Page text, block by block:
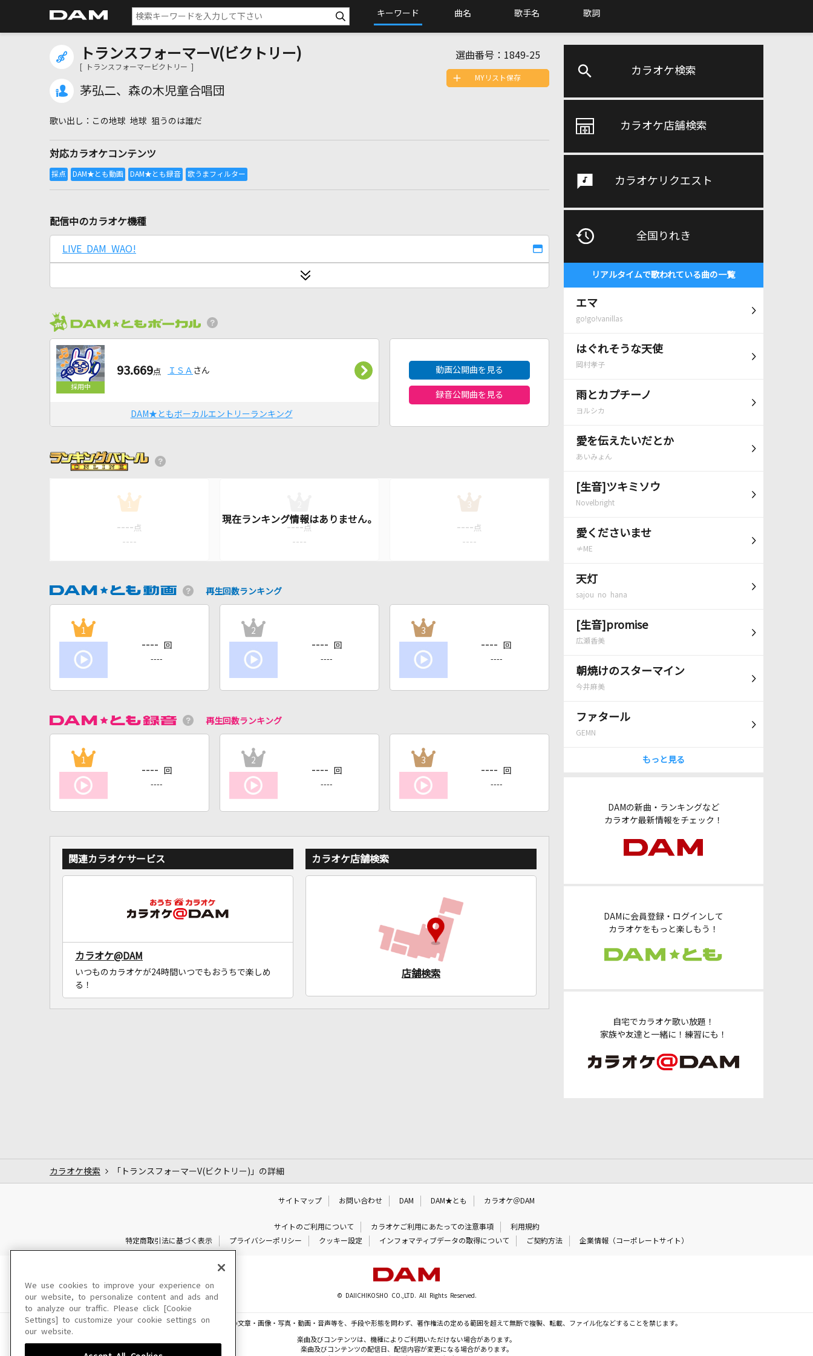
キーワード 曲名 歌手名 歌詞
カラオケ検索
カラオケ店舗検索
カラオケリクエスト
全国りれき
リアルタイムで歌われている曲の一覧
エマ
go!go!vanillas
はぐれそうな天使
岡村孝子
雨とカプチーノ
ヨルシカ
愛を伝えたいだとか
あいみょん
[生音]ツキミソウ
Novelbright
愛くださいませ
≠ME
天灯
sajou no hana
[生音]promise
広瀬香美
朝焼けのスターマイン
今井麻美
ファタール
GEMN
もっと見る
DAMの新曲・ランキングなど
カラオケ最新情報をチェック！
DAMに会員登録・ログインして
カラオケをもっと楽しもう！
自宅でカラオケ歌い放題！
家族や友達と一緒に！練習にも！
トランスフォーマーV(ビクトリー)
[ トランスフォーマービクトリー ]
茅弘二、森の木児童合唱団
選曲番号： 1849-25
この地球 地球 狙うのは誰だ
対応カラオケコンテンツ
MYリスト保存
配信中のカラオケ機種
LIVE DAM WAO!
93.669点 ＩＳＡ さん
DAM★ともボーカルエントリーランキング
動画公開曲を見る
録音公開曲を見る
1
---- 点
----
---- 点
----
3
---- 点
----
再生回数ランキング
1
---- 回
----
2
---- 回
----
3
---- 回
----
再生回数ランキング
1
---- 回
----
2
---- 回
----
3
---- 回
----
関連カラオケサービス
カラオケ@DAM
いつものカラオケが24時間いつでもおうちで楽しめ
る！
カラオケ店舗検索
店舗検索
カラオケ検索 「トランスフォーマーV(ビクトリー)」の詳細
サイトマップ お問い合わせ DAM DAM★とも カラオケ＠DAM
サイトのご利用について カラオケご利用にあたっての注意事項
利用規約
特定商取引法に基づく表示
プライバシーポリシー クッキー設定 インフォマティブデータの取得について ご契約方法 企業情報（コーポレートサイト）
© DAIICHIKOSHO CO.,LTD. All Rights Reserved.
このサイトに掲載されている一切の文章・画像・写真・動画・音声等を、手段や形態を問わず、著作権法の定める範囲を超えて無断で複製、転載、ファイル化などすることを禁じます。
楽曲及びコンテンツは、機種によりご利用いただけない場合があります。
楽曲及びコンテンツの配信日、配信内容が変更になる場合があります。
We use cookies to improve your experience on
our website, to personalize content and ads and
to analyze our traffic. Please click [Cookie
Settings] to customize your cookie settings on
our website.